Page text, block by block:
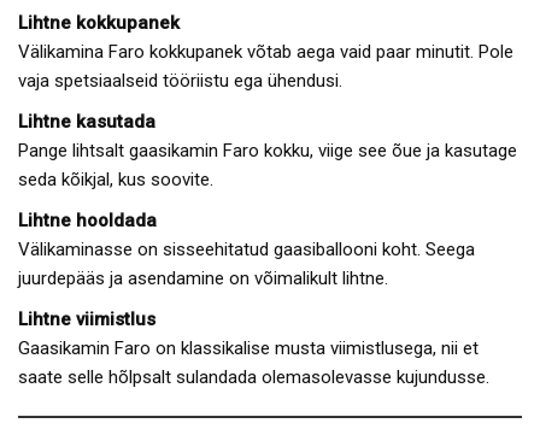
Lihtne kokkupanek
Välikamina Faro kokkupanek võtab aega vaid paar minutit. Pole
vaja spetsiaalseid tööriistu ega ühendusi.
Lihtne kasutada
Pange lihtsalt gaasikamin Faro kokku, viige see õue ja kasutage
seda kõikjal, kus soovite.
Lihtne hooldada
Välikaminasse on sisseehitatud gaasiballooni koht. Seega
juurdepääs ja asendamine on võimalikult lihtne.
Lihtne viimistlus
Gaasikamin Faro on klassikalise musta viimistlusega, nii et
saate selle hõlpsalt sulandada olemasolevasse kujundusse.